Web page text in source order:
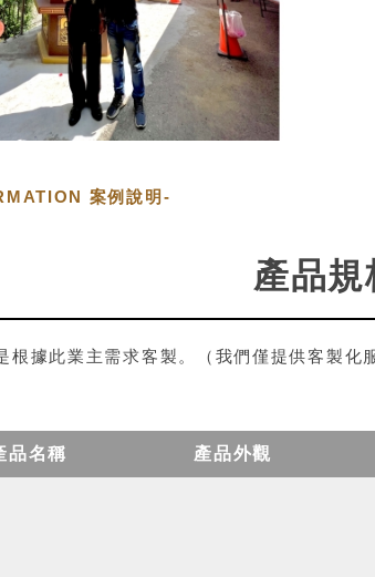
案例說明-
產品規
根據此業主需求客製。（我們僅提供客製化
品名稱 產品外觀